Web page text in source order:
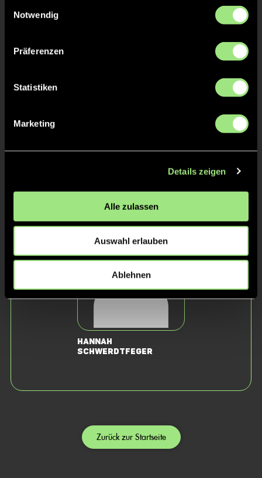
Notwendig
Präferenzen
Statistiken
Marketing
Details zeigen
Alle zulassen
Auswahl erlauben
Ablehnen
Anna
Staff
Hannah
Schwerdtfeger
Zurück zur Startseite